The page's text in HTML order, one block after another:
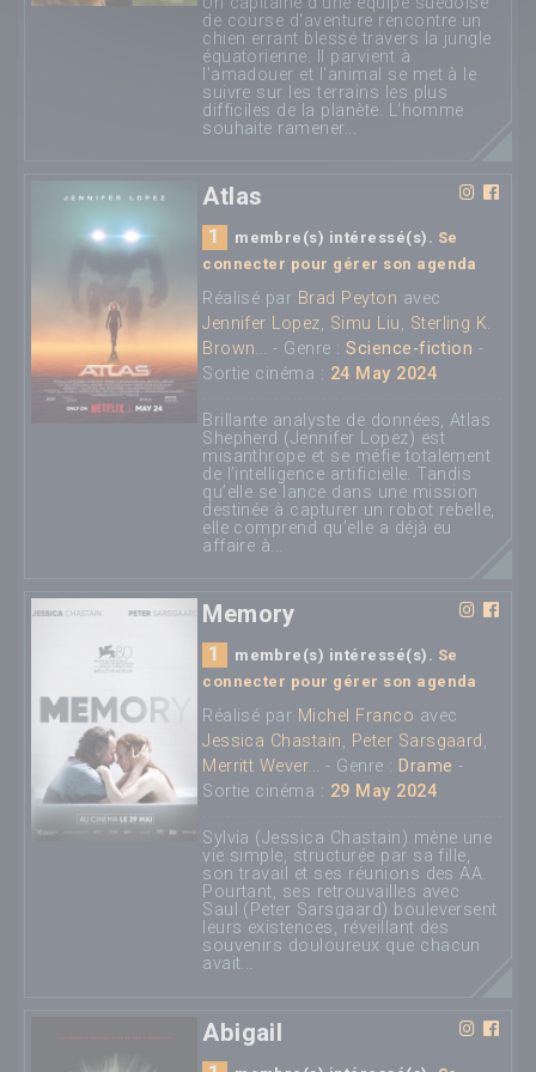
de course d'aventure rencontre un
chien errant blessé travers la jungle
équatorienne. Il parvient à
l'amadouer et l'animal se met à le
suivre sur les terrains les plus
difficiles de la planète. L'homme
souhaite ramener...
Atlas
1 membre(s) intéressé(s). Se
connecter pour gérer son agenda
Réalisé par Brad Peyton avec
Jennifer Lopez, Simu Liu, Sterling K.
Brown... - Genre :Science-fiction -
Sortie cinéma : 24 May 2024
Brillante analyste de données, Atlas
Shepherd (Jennifer Lopez) est
misanthrope et se méfie totalement
de l’intelligence artificielle. Tandis
qu’elle se lance dans une mission
destinée à capturer un robot rebelle,
elle comprend qu’elle a déjà eu
affaire à...
Memory
1 membre(s) intéressé(s). Se
connecter pour gérer son agenda
Réalisé par Michel Franco avec
Jessica Chastain, Peter Sarsgaard,
Merritt Wever... - Genre :Drame -
Sortie cinéma : 29 May 2024
Sylvia (Jessica Chastain) mène une
vie simple, structurée par sa fille,
son travail et ses réunions des AA.
Pourtant, ses retrouvailles avec
Saul (Peter Sarsgaard) bouleversent
leurs existences, réveillant des
souvenirs douloureux que chacun
avait...
Abigail